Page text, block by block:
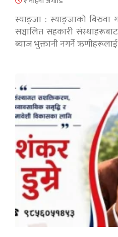
स्याङ्जा : स्याङ्जाको बिरुवा
सञ्चालित सहकारी
ब्याज भुक्तानी नगर्ने